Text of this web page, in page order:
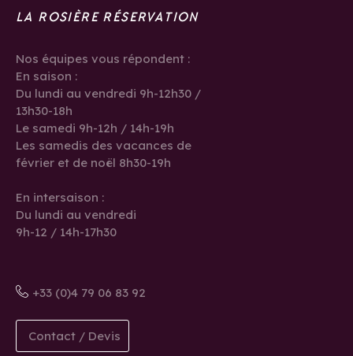
LA ROSIÈRE RÉSERVATION
Nos équipes vous répondent :
En saison :
Du lundi au vendredi 9h-12h30 /
13h30-18h
Le samedi 9h-12h / 14h-19h
Les samedis des vacances de
février et de noël 8h30-19h
En intersaison :
Du lundi au vendredi
9h-12 / 14h-17h30
+33 (0)4 79 06 83 92
Contact / Devis